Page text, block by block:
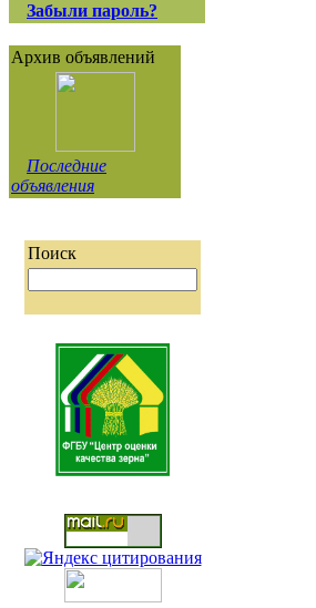
Забыли пароль?
Архив объявлений
Последние
объявления
Поиск